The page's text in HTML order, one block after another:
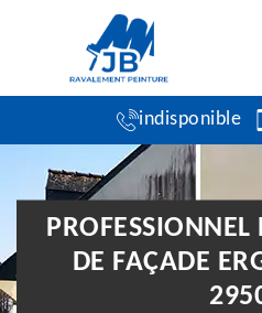
indisponible
PROFESSIONNEL
DE FAÇADE